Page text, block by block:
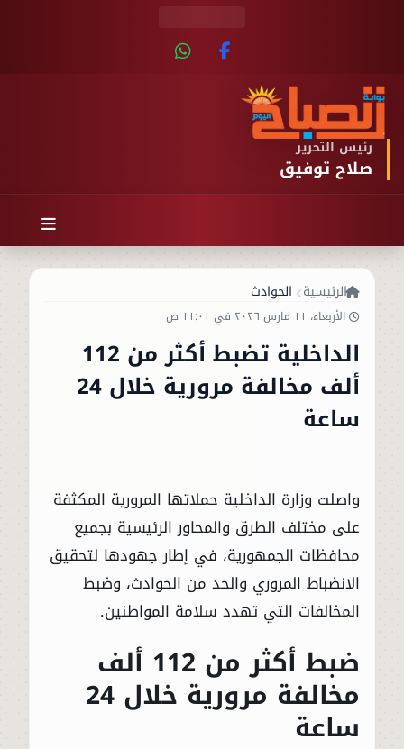
رئيس التحرير
صلاح توفيق
الرئيسية الحوادث
الأربعاء، ١١ مارس ٢٠٢٦ في ١١:٠١ ص
الداخلية تضبط أكثر من 112
ألف مخالفة مرورية خلال 24
ساعة
واصلت وزارة الداخلية حملاتها المرورية المكثفة
على مختلف الطرق والمحاور الرئيسية بجميع
محافظات الجمهورية، في إطار جهودها لتحقيق
الانضباط المروري والحد من الحوادث، وضبط
المخالفات التي تهدد سلامة المواطنين.
ضبط أكثر من 112 ألف
مخالفة مرورية خلال 24
ساعة